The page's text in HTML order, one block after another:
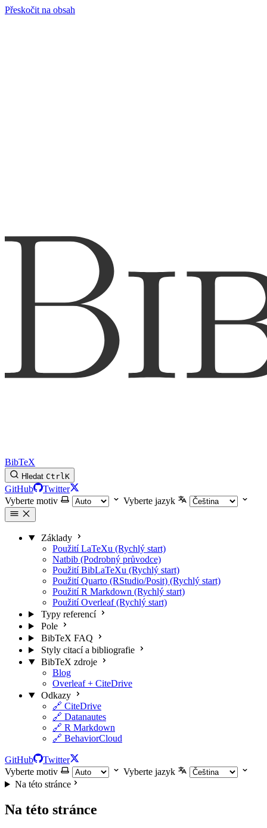
Přeskočit na obsah
BibTeX
Hledat CtrlK
GitHub
Twitter
Vyberte motiv
Vyberte jazyk
Základy
Použití LaTeXu (Rychlý start)
Natbib (Podrobný průvodce)
Použití BibLaTeXu (Rychlý start)
Použití Quarto (RStudio/Posit) (Rychlý start)
Použití R Markdown (Rychlý start)
Použití Overleaf (Rychlý start)
Typy referencí
Pole
BibTeX FAQ
Styly citací a bibliografie
BibTeX zdroje
Blog
Overleaf + CiteDrive
Odkazy
🔗 CiteDrive
🔗 Datanautes
🔗 R Markdown
🔗 BehaviorCloud
GitHub
Twitter
Vyberte motiv
Vyberte jazyk
Na této stránce
Na této stránce